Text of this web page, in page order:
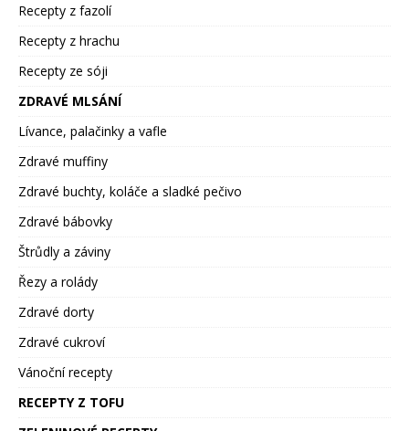
Recepty z fazolí
Recepty z hrachu
Recepty ze sóji
ZDRAVÉ MLSÁNÍ
Lívance, palačinky a vafle
Zdravé muffiny
Zdravé buchty, koláče a sladké pečivo
Zdravé bábovky
Štrůdly a záviny
Řezy a rolády
Zdravé dorty
Zdravé cukroví
Vánoční recepty
RECEPTY Z TOFU